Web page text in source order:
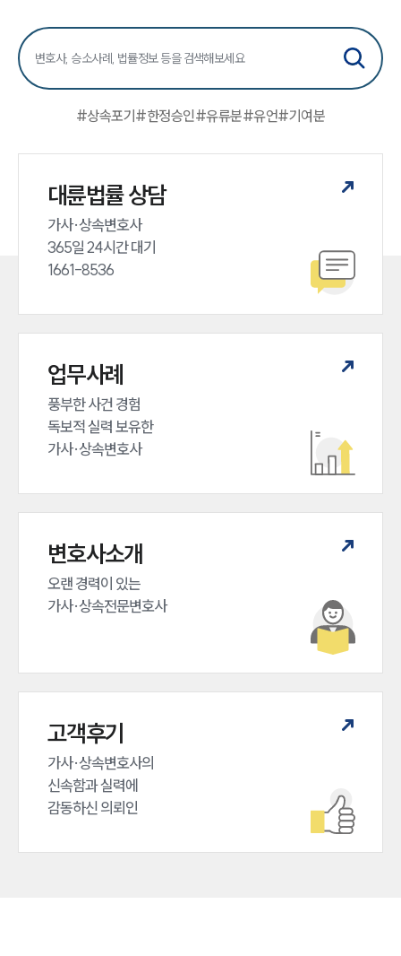
상속재산계산기(법정상속분)
구성원 소개
가사·상속전문변호사
소식/자료
세미나
#상속포기#한정승인#유류분#유언#기여분
대륜법률 상담
가사·상속변호사
365일 24시간 대기
1661-8536
업무사례
풍부한 사건 경험
독보적 실력 보유한
가사·상속변호사
변호사소개
오랜 경력이 있는
가사·상속전문변호사
고객후기
가사·상속변호사의
신속함과 실력에
감동하신 의뢰인